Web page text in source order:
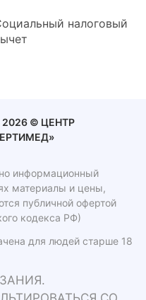
налоговый
© ЦЕНТР
информационный
материалы и цены,
публичной офертой
кодекса РФ)
для людей старше 18